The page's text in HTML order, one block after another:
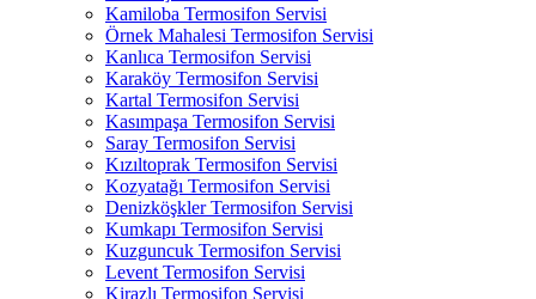
Kamiloba Termosifon Servisi
Örnek Mahalesi Termosifon Servisi
Kanlıca Termosifon Servisi
Karaköy Termosifon Servisi
Kartal Termosifon Servisi
Kasımpaşa Termosifon Servisi
Saray Termosifon Servisi
Kızıltoprak Termosifon Servisi
Kozyatağı Termosifon Servisi
Denizköşkler Termosifon Servisi
Kumkapı Termosifon Servisi
Kuzguncuk Termosifon Servisi
Levent Termosifon Servisi
Kirazlı Termosifon Servisi